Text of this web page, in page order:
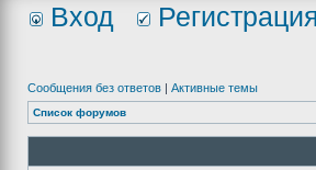
Вход Регистрация
Сообщения без ответов | Активные темы
Список форумов